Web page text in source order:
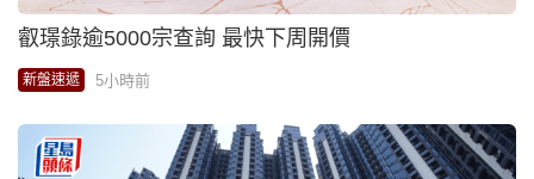
叡璟錄逾5000宗查詢 最快下周開價
新盤速遞 5小時前